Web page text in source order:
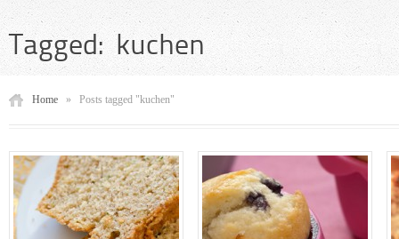
Tagged: kuchen
Home » Posts tagged "kuchen"